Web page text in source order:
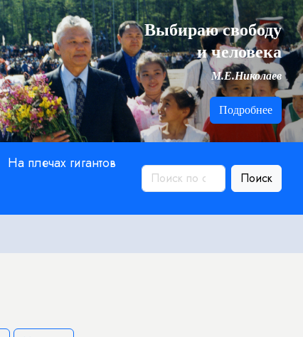
Выбираю свободу
и человека
М.Е.Николаев
Подробнее
На плечах гигантов
Поиск